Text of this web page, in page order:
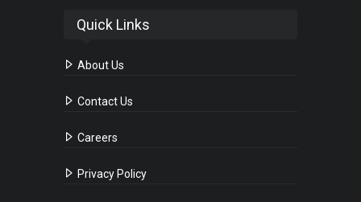
Quick Links
About Us
Contact Us
Careers
Privacy Policy